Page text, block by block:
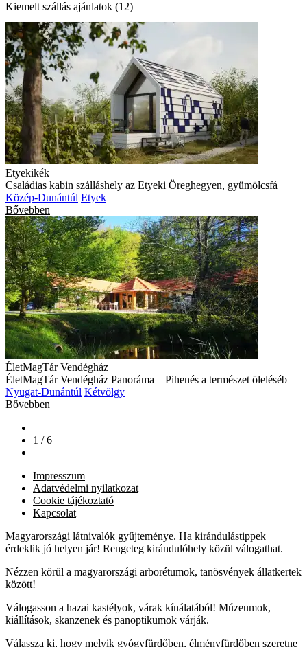
Kiemelt szállás ajánlatok (12)
Etyekikék
Családias kabin szálláshely az Etyeki Öreghegyen, gyümölcsfá
Közép-Dunántúl Etyek
Bővebben
ÉletMagTár Vendégház
ÉletMagTár Vendégház Panoráma – Pihenés a természet öleléséb
Nyugat-Dunántúl Kétvölgy
Bővebben
1 / 6
Impresszum
Adatvédelmi nyilatkozat
Cookie tájékoztató
Kapcsolat
Magyarországi látnivalók gyűjteménye. Ha kirándulástippek
érdeklik jó helyen jár! Rengeteg kirándulóhely közül válogathat.
Nézzen körül a magyarországi arborétumok, tanösvények állatkertek
között!
Válogasson a hazai kastélyok, várak kínálatából! Múzeumok,
kiállítások, skanzenek és panoptikumok várják.
Válassza ki, hogy melyik gyógyfürdőben, élményfürdőben szeretne